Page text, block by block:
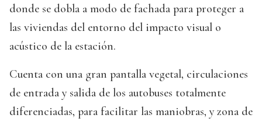
donde se dobla a modo de fachada para proteger a
las viviendas del entorno del impacto visual o
acústico de la estación.
Cuenta con una gran pantalla vegetal, circulaciones
de entrada y salida de los autobuses totalmente
diferenciadas, para facilitar las maniobras, y zona de